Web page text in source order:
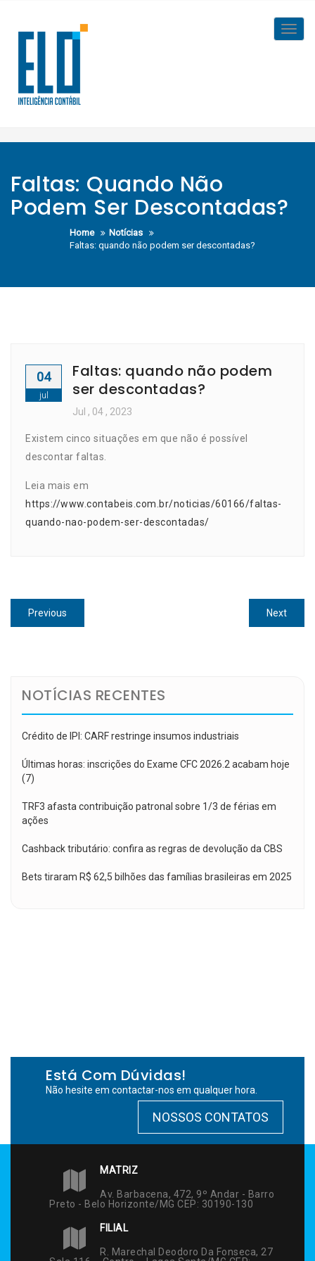
content
Faltas: Quando Não
Podem Ser Descontadas?
Home
Notícias
Faltas: quando não podem ser descontadas?
04
jul
Faltas: quando não podem
ser descontadas?
Jul , 04 , 2023
Existem cinco situações em que não é possível
descontar faltas.
Leia mais em
https://www.contabeis.com.br/noticias/60166/faltas-
quando-nao-podem-ser-descontadas/
Navegação
de
Previous
post:
NextNext
post:
NOTÍCIAS RECENTES
Crédito de IPI: CARF restringe insumos industriais
Últimas horas: inscrições do Exame CFC 2026.2 acabam hoje
(7)
TRF3 afasta contribuição patronal sobre 1/3 de férias em
ações
Cashback tributário: confira as regras de devolução da CBS
Bets tiraram R$ 62,5 bilhões das famílias brasileiras em 2025
Está Com Dúvidas!
Não hesite em contactar-nos em qualquer hora.
NOSSOS CONTATOS
MATRIZ
Av. Barbacena, 472, 9º Andar - Barro
Preto - Belo Horizonte/MG CEP: 30190-130
FILIAL
R. Marechal Deodoro Da Fonseca, 27